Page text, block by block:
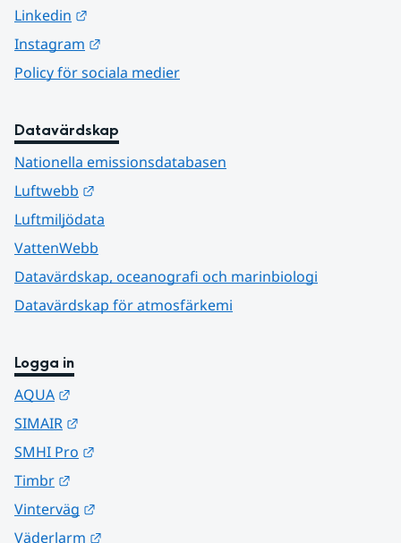
Linkedin
Instagram
Policy för sociala medier
Datavärdskap
Nationella emissionsdatabasen
Luftwebb
Luftmiljödata
VattenWebb
Datavärdskap, oceanografi och marinbiologi
Datavärdskap för atmosfärkemi
Logga in
AQUA
SIMAIR
SMHI Pro
Timbr
Vinterväg
Väderlarm